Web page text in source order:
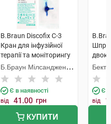
B.Braun Discofix C-3
Кран для інфузійної
терапії та моніторингу
триходовий синій 1 шт
Б.Браун Мілсанджен
ЕйДжі
Є в наявності
від 41.00 грн
КУПИТИ
шт
Є в
від